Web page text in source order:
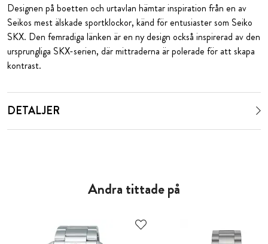
Designen på boetten och urtavlan hämtar inspiration från en av
Seikos mest älskade sportklockor, känd för entusiaster som Seiko
SKX. Den femradiga länken är en ny design också inspirerad av den
ursprungliga SKX-serien, där mittraderna är polerade för att skapa
kontrast.
DETALJER
Andra tittade på